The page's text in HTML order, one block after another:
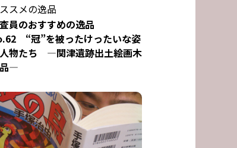
スメの逸品
員のおすすめの逸品
“冠”を被ったけったいな姿
物たち ―関津遺跡出土絵画木
―